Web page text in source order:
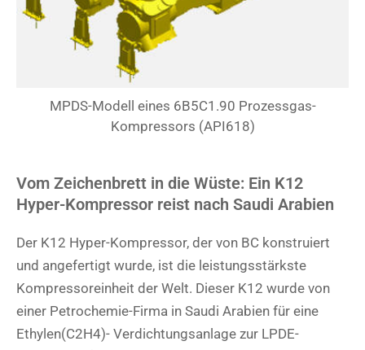
MPDS-Modell eines 6B5C1.90 Prozessgas-
Kompressors (API618)
Vom Zeichenbrett in die Wüste: Ein K12
Hyper-Kompressor reist nach Saudi Arabien
Der K12 Hyper-Kompressor, der von BC konstruiert
und angefertigt wurde, ist die leistungsstärkste
Kompressoreinheit der Welt. Dieser K12 wurde von
einer Petrochemie-Firma in Saudi Arabien für eine
Ethylen(C2H4)- Verdichtungsanlage zur LPDE-